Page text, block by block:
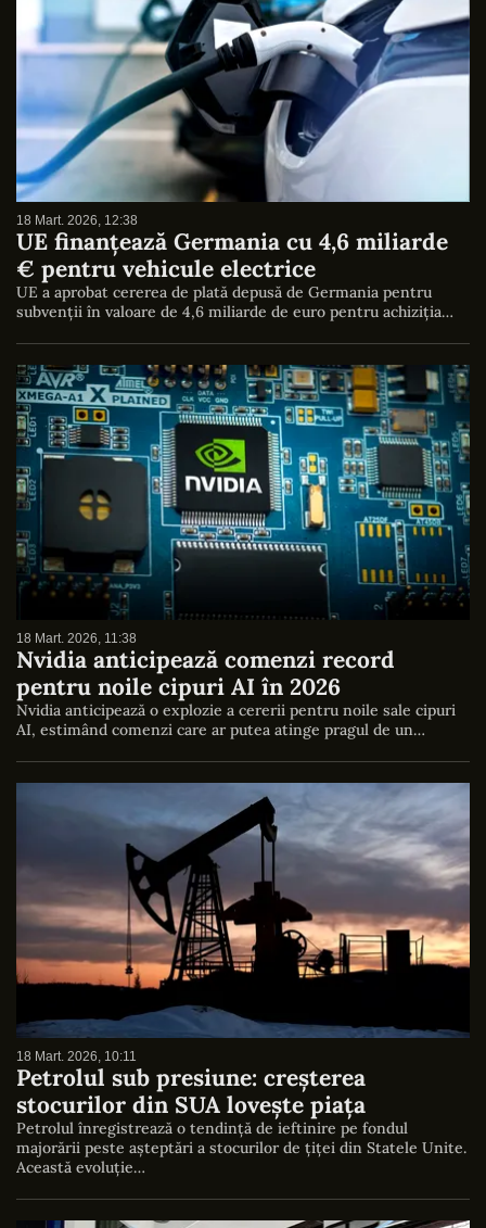
18 Mart. 2026, 12:38
UE finanțează Germania cu 4,6 miliarde
€ pentru vehicule electrice
UE a aprobat cererea de plată depusă de Germania pentru
subvenții în valoare de 4,6 miliarde de euro pentru achiziția…
18 Mart. 2026, 11:38
Nvidia anticipează comenzi record
pentru noile cipuri AI în 2026
Nvidia anticipează o explozie a cererii pentru noile sale cipuri
AI, estimând comenzi care ar putea atinge pragul de un…
18 Mart. 2026, 10:11
Petrolul sub presiune: creșterea
stocurilor din SUA lovește piața
Petrolul înregistrează o tendință de ieftinire pe fondul
majorării peste așteptări a stocurilor de țiței din Statele Unite.
Această evoluție…